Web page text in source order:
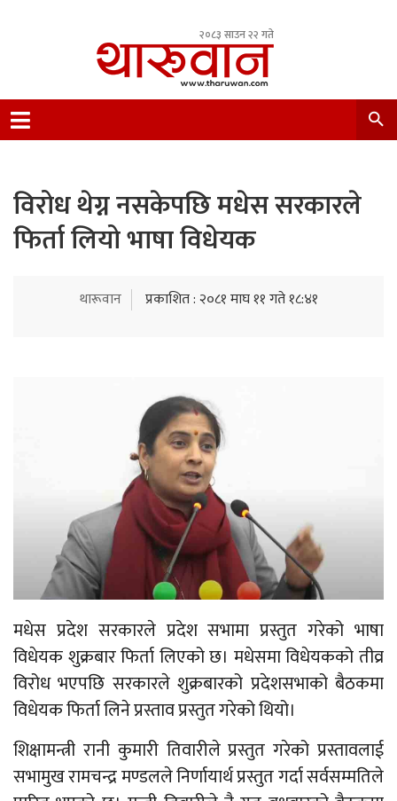
२०८३ साउन २२ गते
Nepal.
विरोध थेग्न नसकेपछि मधेस सरकारले
फिर्ता लियो भाषा विधेयक
थारूवान प्रकाशित : २०८१ माघ ११ गते १८:४१
मधेस प्रदेश सरकारले प्रदेश सभामा प्रस्तुत गरेको भाषा
विधेयक शुक्रबार फिर्ता लिएको छ। मधेसमा विधेयकको तीव्र
विरोध भएपछि सरकारले शुक्रबारको प्रदेशसभाको बैठकमा
विधेयक फिर्ता लिने प्रस्ताव प्रस्तुत गरेको थियो।
शिक्षामन्त्री रानी कुमारी तिवारीले प्रस्तुत गरेको प्रस्तावलाई
सभामुख रामचन्द्र मण्डलले निर्णायार्थ प्रस्तुत गर्दा सर्वसम्मतिले